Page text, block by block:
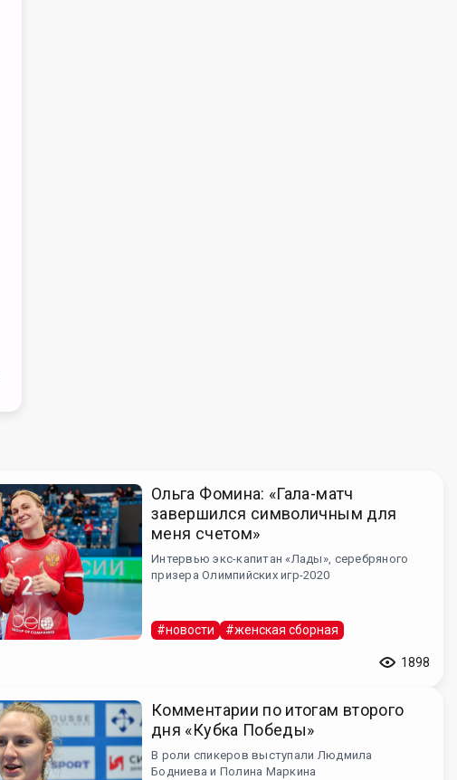
Ольга Фомина: «Гала-матч
завершился символичным для
меня счетом»
Интервью экс-капитан «Лады», серебряного
призера Олимпийских игр-2020
#новости #женская сборная
1898
Комментарии по итогам второго
дня «Кубка Победы»
В роли спикеров выступали Людмила
Бодниева и Полина Маркина